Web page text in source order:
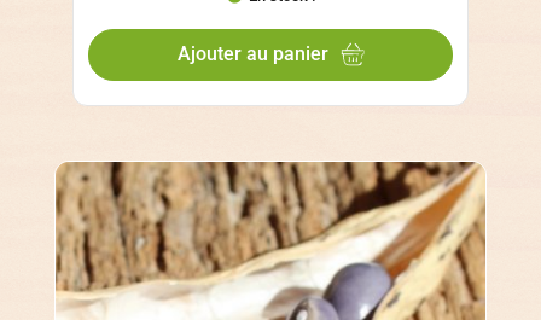
Ajouter au panier